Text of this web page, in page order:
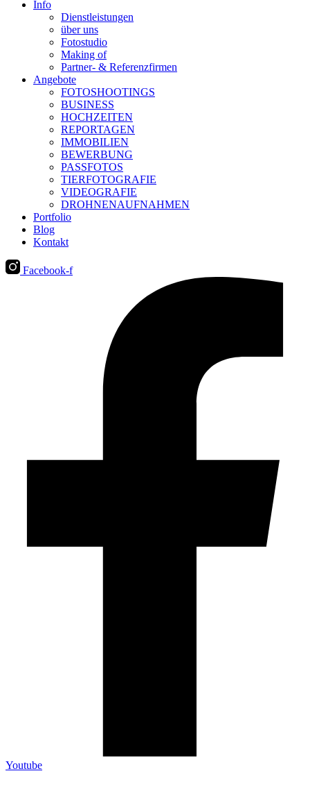
Info
Dienstleistungen
über uns
Fotostudio
Making of
Partner- & Referenzfirmen
Angebote
FOTOSHOOTINGS
BUSINESS
HOCHZEITEN
REPORTAGEN
IMMOBILIEN
BEWERBUNG
PASSFOTOS
TIERFOTOGRAFIE
VIDEOGRAFIE
DROHNENAUFNAHMEN
Portfolio
Blog
Kontakt
Facebook-f
Youtube